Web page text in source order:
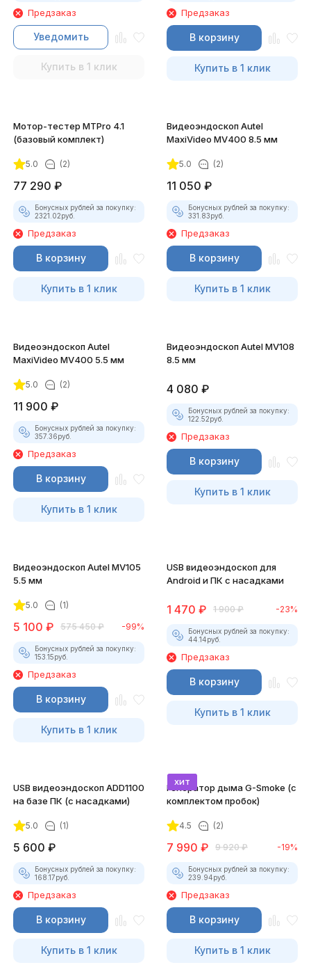
Предзаказ
Уведомить
Купить в 1 клик
Предзаказ
В корзину
Купить в 1 клик
Мотор-тестер MTPro 4.1
(базовый комплект)
5.0 (2)
77 290 ₽
Бонусных рублей за покупку:
2321.02руб.
Предзаказ
В корзину
Купить в 1 клик
Видеоэндоскоп Autel
MaxiVideo MV400 8.5 мм
5.0 (2)
11 050 ₽
Бонусных рублей за покупку:
331.83руб.
Предзаказ
В корзину
Купить в 1 клик
Видеоэндоскоп Autel
MaxiVideo MV400 5.5 мм
5.0 (2)
11 900 ₽
Бонусных рублей за покупку:
357.36руб.
Предзаказ
В корзину
Купить в 1 клик
Видеоэндоскоп Autel MV108
8.5 мм
4 080 ₽
Бонусных рублей за покупку:
122.52руб.
Предзаказ
В корзину
Купить в 1 клик
Видеоэндоскоп Autel MV105
5.5 мм
5.0 (1)
5 100 ₽ 575 450 ₽ -99%
Бонусных рублей за покупку:
153.15руб.
Предзаказ
В корзину
Купить в 1 клик
USB видеоэндоскоп для
Android и ПК с насадками
1 470 ₽ 1 900 ₽ -23%
Бонусных рублей за покупку:
44.14руб.
Предзаказ
В корзину
Купить в 1 клик
USB видеоэндоскоп ADD1100
на базе ПК (с насадками)
5.0 (1)
5 600 ₽
Бонусных рублей за покупку:
168.17руб.
Предзаказ
В корзину
Купить в 1 клик
хит
Генератор дыма G-Smoke (c
комплектом пробок)
4.5 (2)
7 990 ₽ 9 920 ₽ -19%
Бонусных рублей за покупку:
239.94руб.
Предзаказ
В корзину
Купить в 1 клик